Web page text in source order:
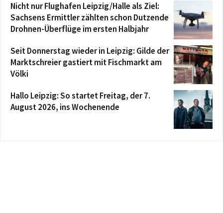
Nicht nur Flughafen Leipzig/Halle als Ziel:
Sachsens Ermittler zählten schon Dutzende
Drohnen-Überflüge im ersten Halbjahr
Seit Donnerstag wieder in Leipzig: Gilde der
Marktschreier gastiert mit Fischmarkt am
Völki
Hallo Leipzig: So startet Freitag, der 7.
August 2026, ins Wochenende